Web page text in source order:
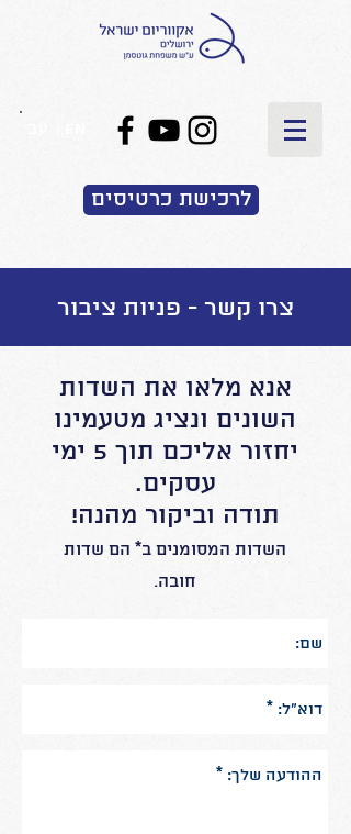
לרכישת כרטיסים
צרו קשר - פניות ציבור
אנא מלאו את השדות
השונים ונציג מטעמינו
יחזור אליכם תוך 5 ימי
עסקים.
תודה וביקור מהנה!
השדות המסומנים ב* הם שדות
חובה.